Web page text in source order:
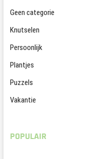
Geen categorie
Knutselen
Persoonlijk
Plantjes
Puzzels
Vakantie
POPULAIR